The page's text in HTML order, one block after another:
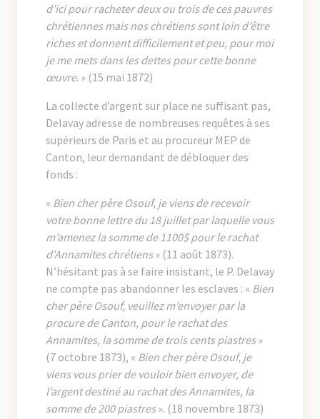
d’ici pour racheter deux ou trois de ces pauvres
chrétiennes mais nos chrétiens sont loin d’être
riches et donnent difficilement et peu, pour moi
je me mets dans les dettes pour cette bonne
œuvre. » (15 mai 1872)
La collecte d’argent sur place ne suffisant pas,
Delavay adresse de nombreuses requêtes à ses
supérieurs de Paris et au procureur MEP de
Canton, leur demandant de débloquer des
fonds :
« Bien cher père Osouf, je viens de recevoir
votre bonne lettre du 18 juillet par laquelle vous
m’amenez la somme de 1100$ pour le rachat
d’Annamites chrétiens» (11 août 1873).
N’hésitant pas à se faire insistant, le P. Delavay
ne compte pas abandonner les esclaves : « Bien
cher père Osouf, veuillez m’envoyer par la
procure de Canton, pour le rachat des
Annamites, la somme de trois cents piastres»
(7 octobre 1873), « Bien cher père Osouf, je
viens vous prier de vouloir bien envoyer, de
l’argent destiné au rachat des Annamites, la
somme de 200 piastres». (18 novembre 1873)